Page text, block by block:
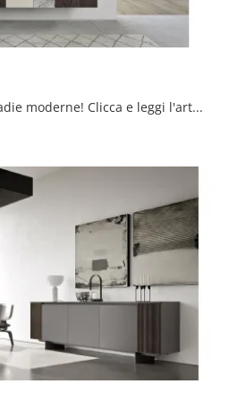
Scopri le più originali Madie moderne! Clicca e leggi l'articolo: mobile soggiorno Horizon Tetris 961 in laccato opaco, soluzione bella e di grande ...